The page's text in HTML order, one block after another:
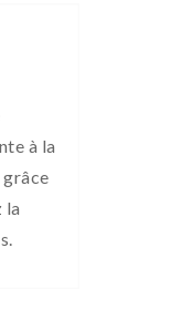
à la
la